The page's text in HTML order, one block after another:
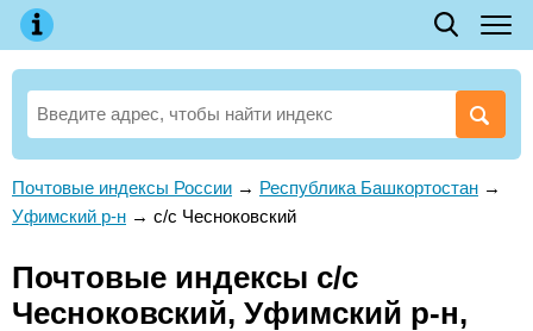
Почтовые индексы России → Республика Башкортостан →
Уфимский р-н → с/с Чесноковский
Почтовые индексы с/с
Чесноковский, Уфимский р-н,